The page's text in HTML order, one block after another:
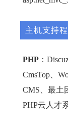
主机支持
PHP ：
CmsTop、
CMS、最土
PHP云人